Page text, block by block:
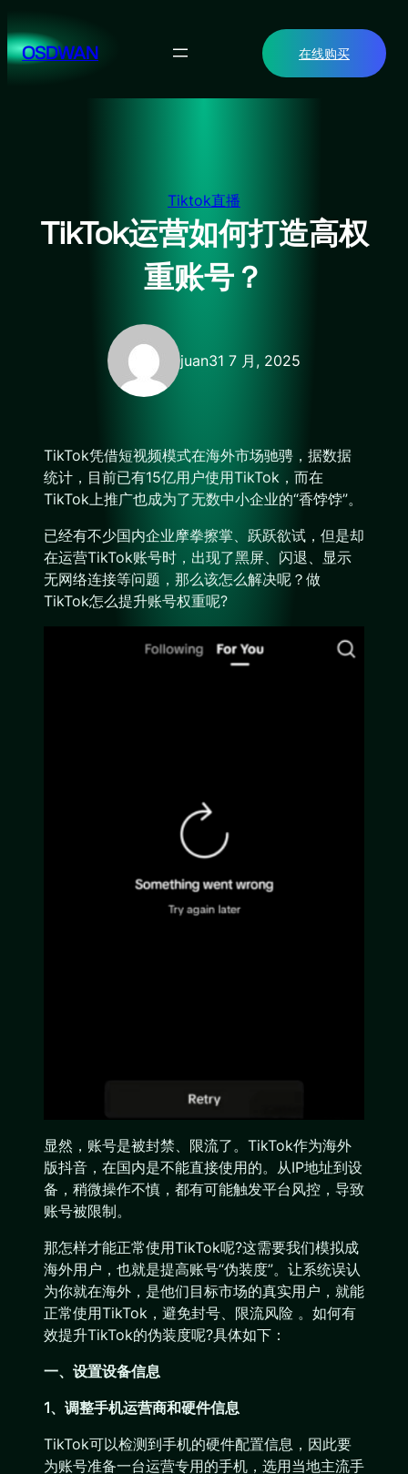
至
内OSDWAN 在线购买
Tiktok直播
TikTok运营如何打造高权
重账号？
juan31 7 月, 2025
TikTok凭借短视频模式在海外市场驰骋，据数据
统计，目前已有15亿用户使用TikTok，而在
TikTok上推广也成为了无数中小企业的“香饽饽”。
已经有不少国内企业摩拳擦掌、跃跃欲试，但是却
在运营TikTok账号时，出现了黑屏、闪退、显示
无网络连接等问题，那么该怎么解决呢？做
TikTok怎么提升账号权重呢?
显然，账号是被封禁、限流了。TikTok作为海外
版抖音，在国内是不能直接使用的。从IP地址到设
备，稍微操作不慎，都有可能触发平台风控，导致
账号被限制。
那怎样才能正常使用TikTok呢?这需要我们模拟成
海外用户，也就是提高账号“伪装度”。让系统误认
为你就在海外，是他们目标市场的真实用户，就能
正常使用TikTok，避免封号、限流风险 。如何有
效提升TikTok的伪装度呢?具体如下：
一、设置设备信息
1、调整手机运营商和硬件信息
TikTok可以检测到手机的硬件配置信息，因此要
为账号准备一台运营专用的手机，选用当地主流手